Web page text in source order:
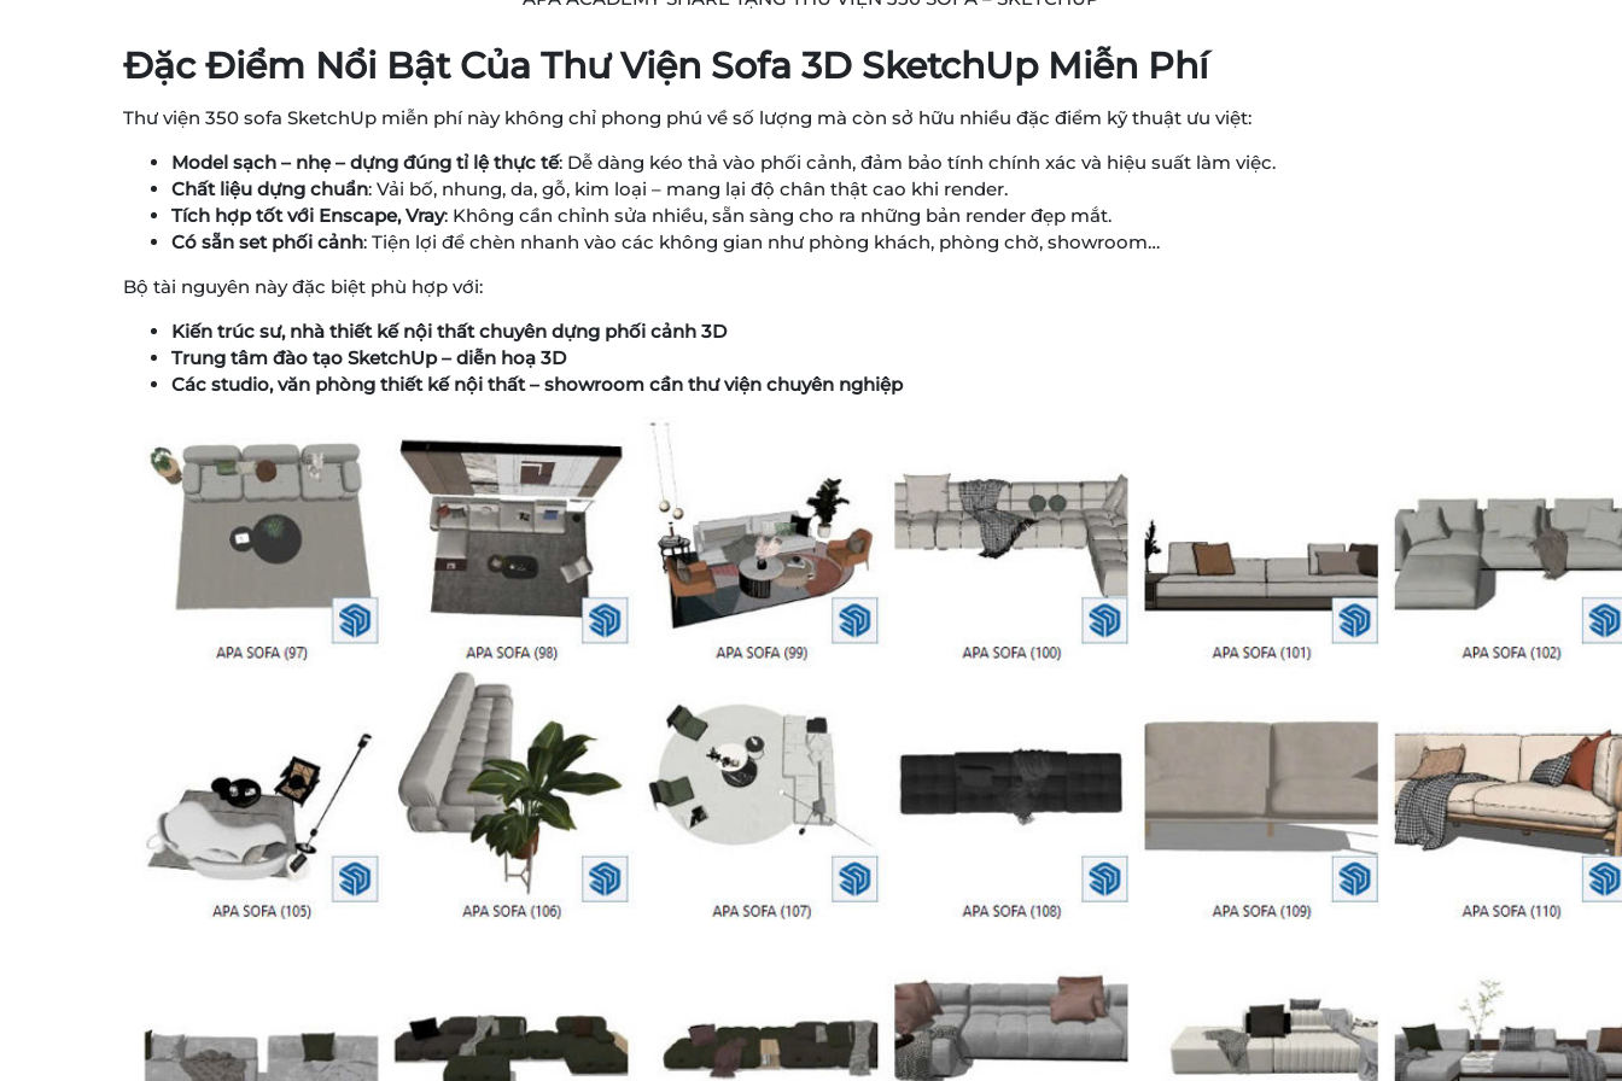
Đặc Điểm Nổi Bật Của Thư Viện Sofa 3D SketchUp Miễn Phí
Thư viện 350 sofa SketchUp miễn phí này không chỉ phong phú về số lượng mà còn sở hữu nhiều đặc điểm kỹ thuật ưu việt:
Model sạch – nhẹ – dựng đúng tỉ lệ thực tế: Dễ dàng kéo thả vào phối cảnh, đảm bảo tính chính xác và hiệu suất làm việc.
Chất liệu dựng chuẩn: Vải bố, nhung, da, gỗ, kim loại – mang lại độ chân thật cao khi render.
Tích hợp tốt với Enscape, Vray: Không cần chỉnh sửa nhiều, sẵn sàng cho ra những bản render đẹp mắt.
Có sẵn set phối cảnh: Tiện lợi để chèn nhanh vào các không gian như phòng khách, phòng chờ, showroom…
Bộ tài nguyên này đặc biệt phù hợp với:
Kiến trúc sư, nhà thiết kế nội thất chuyên dựng phối cảnh 3D
Trung tâm đào tạo SketchUp – diễn hoạ 3D
Các studio, văn phòng thiết kế nội thất – showroom cần thư viện chuyên nghiệp